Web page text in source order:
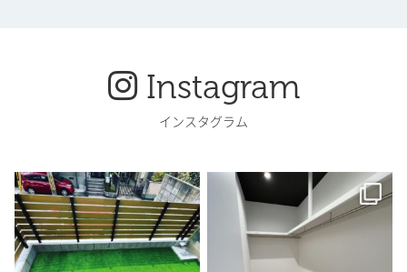
Instagram
インスタグラム